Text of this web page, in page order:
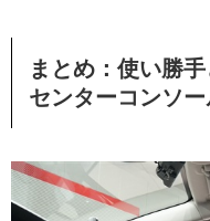
まとめ：使い勝
センターコンソ